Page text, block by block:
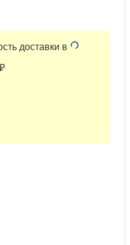
доставки в
₽